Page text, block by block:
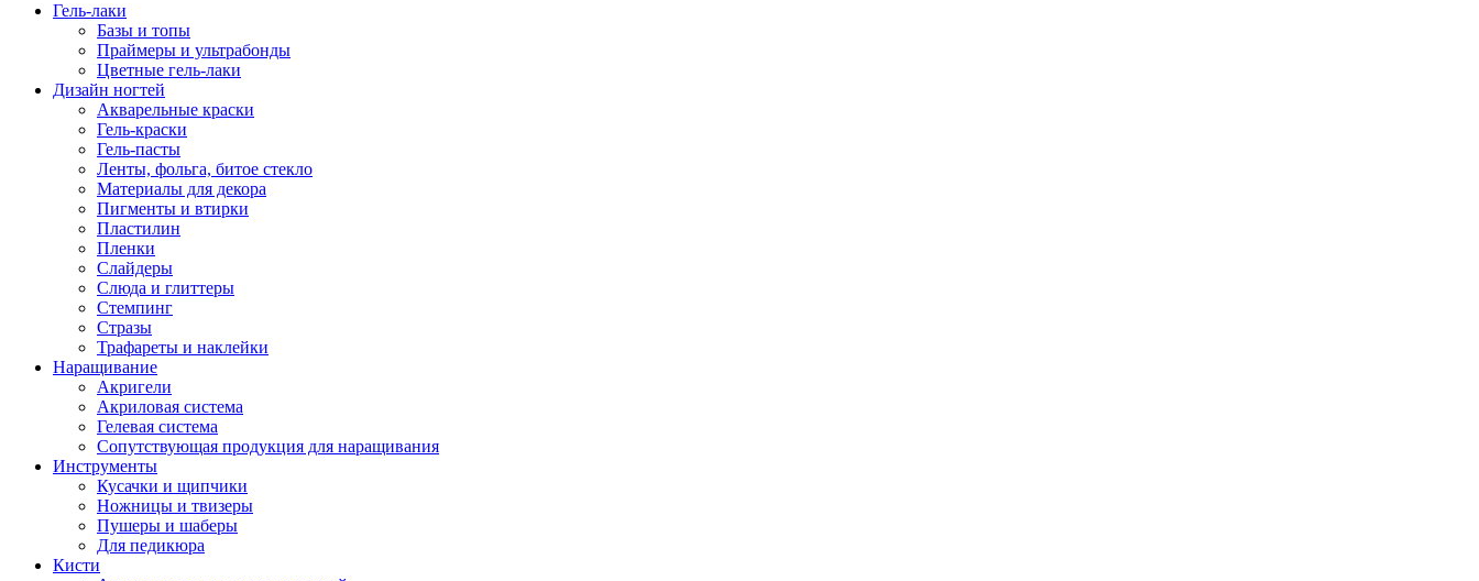
Гель-лаки
Базы и топы
Праймеры и ультрабонды
Цветные гель-лаки
Дизайн ногтей
Акварельные краски
Гель-краски
Гель-пасты
Ленты, фольга, битое стекло
Материалы для декора
Пигменты и втирки
Пластилин
Пленки
Слайдеры
Слюда и глиттеры
Стемпинг
Стразы
Трафареты и наклейки
Наращивание
Акригели
Акриловая система
Гелевая система
Сопутствующая продукция для наращивания
Инструменты
Кусачки и щипчики
Ножницы и твизеры
Пушеры и шаберы
Для педикюра
Кисти